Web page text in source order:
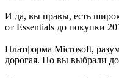
И да, вы правы, есть
от Essentials до покупки
Платформа Microsoft,
дорогая. Но вы выбрали